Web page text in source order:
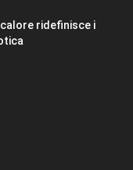
calore ridefinisce i